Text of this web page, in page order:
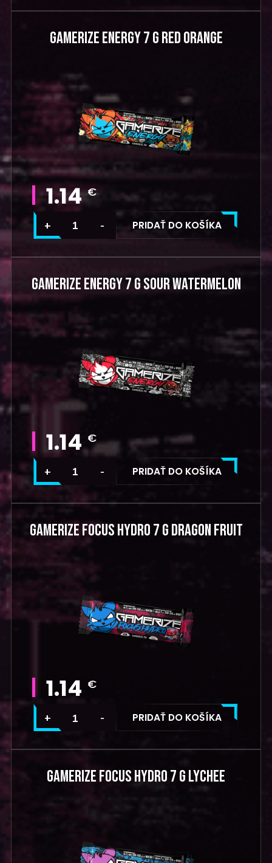
GAMERIZE ENERGY 7 G RED ORANGE
1.14 €
PRIDAŤ DO KOŠÍKA
GAMERIZE ENERGY 7 G SOUR WATERMELON
1.14 €
PRIDAŤ DO KOŠÍKA
GAMERIZE FOCUS HYDRO 7 G DRAGON FRUIT
1.14 €
PRIDAŤ DO KOŠÍKA
GAMERIZE FOCUS HYDRO 7 G LYCHEE